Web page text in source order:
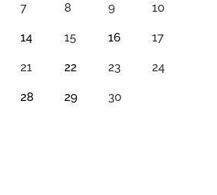
7 8 9 10
14 15 16 17
21 22 23 24
28 29 30